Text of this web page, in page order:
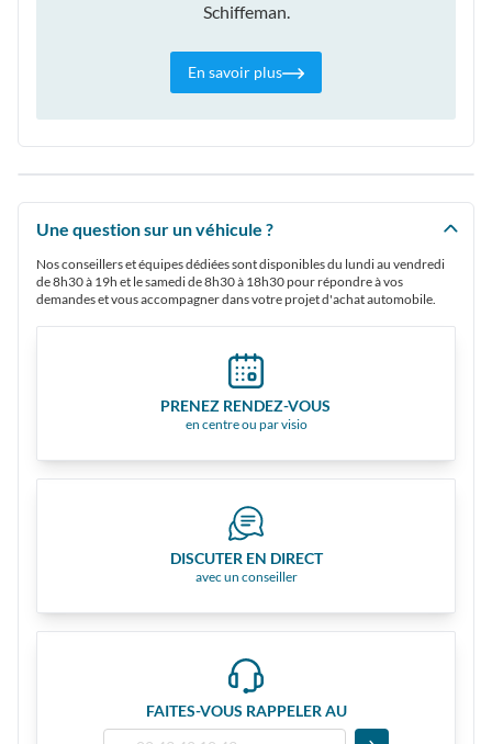
Schiffeman.
En savoir plus
Une question sur un véhicule ?
Nos conseillers et équipes dédiées sont disponibles du lundi au vendredi
de 8h30 à 19h et le samedi de 8h30 à 18h30 pour répondre à vos
demandes et vous accompagner dans votre projet d'achat automobile.
PRENEZ RENDEZ-VOUS
en centre ou par visio
DISCUTER EN DIRECT
avec un conseiller
FAITES-VOUS RAPPELER AU